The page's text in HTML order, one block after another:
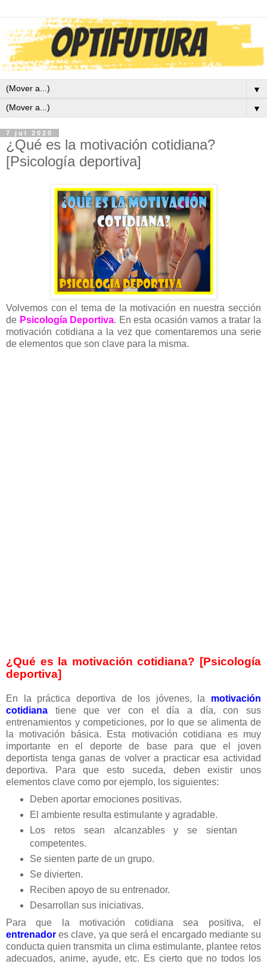
▼
▼
7 jul 2020
¿Qué es la motivación cotidiana?
[Psicología deportiva]
Volvemos con el tema de la motivación en nuestra sección
de Psicología Deportiva. En esta ocasión vamos a tratar la
motivación cotidiana a la vez que comentaremos una serie
de elementos que son clave para la misma.
¿Qué es la motivación cotidiana? [Psicología
deportiva]
En la práctica deportiva de los jóvenes, la motivación
cotidiana tiene que ver con el día a día, con sus
entrenamientos y competiciones, por lo que se alimenta de
la motivación básica. Esta motivación cotidiana es muy
importante en el deporte de base para que el joven
deportista tenga ganas de volver a practicar esa actividad
deportiva. Para que esto suceda, deben existir unos
elementos clave como por ejemplo, los siguientes:
Deben aportar emociones positivas.
El ambiente resulta estimulante y agradable.
Los retos sean alcanzables y se sientan
competentes.
Se sienten parte de un grupo.
Se divierten.
Reciben apoyo de su entrenador.
Desarrollan sus iniciativas.
Para que la motivación cotidiana sea positiva, el
entrenadores clave, ya que será el encargado mediante su
conducta quien transmita un clima estimulante, plantee retos
adecuados, anime, ayude, etc. Es cierto que no todos los